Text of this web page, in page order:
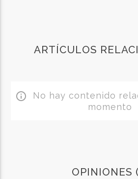
ARTÍCULOS
info_outline No hay contenido
momento
OPINIONES (